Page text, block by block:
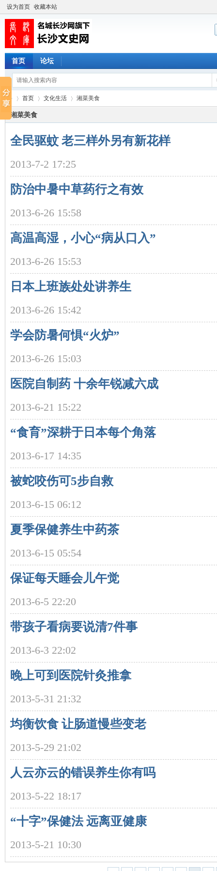
设为首页 收藏本站
首页 论坛
长
文
沙
›
首页
›
文化生活
›
湘菜美食
湘菜美食
全民驱蚊 老三样外另有新花样
2013-7-2 17:25
防治中暑中草药行之有效
2013-6-26 15:58
高温高湿，小心“病从口入”
2013-6-26 15:53
日本上班族处处讲养生
2013-6-26 15:42
学会防暑何惧“火炉”
2013-6-26 15:03
医院自制药 十余年锐减六成
2013-6-21 15:22
“食育”深耕于日本每个角落
2013-6-17 14:35
被蛇咬伤可5步自救
2013-6-15 06:12
夏季保健养生中药茶
2013-6-15 05:54
保证每天睡会儿午觉
2013-6-5 22:20
带孩子看病要说清7件事
2013-6-3 22:02
晚上可到医院针灸推拿
2013-5-31 21:32
均衡饮食 让肠道慢些变老
2013-5-29 21:02
人云亦云的错误养生你有吗
2013-5-22 18:17
“十字”保健法 远离亚健康
2013-5-21 10:30